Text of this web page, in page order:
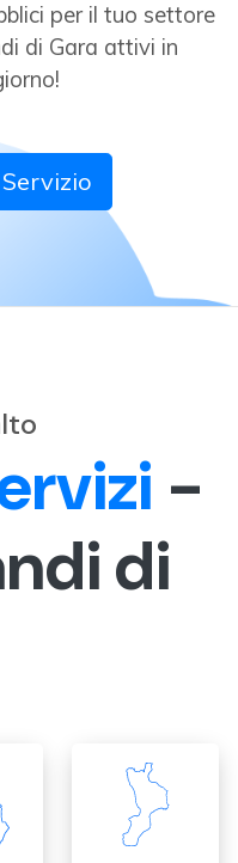
per il tuo settore
di Gara attivi in
-
di